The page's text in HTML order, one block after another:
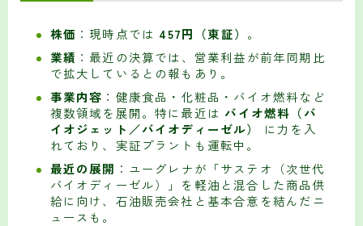
株価 ：現時点では 457円（東証） 。
業績 ：最近の決算では、営業利益が前年同期比
で拡大しているとの報もあり。
事業内容 ：健康食品・化粧品・バイオ燃料など
複数領域を展開。特に最近はバイオ燃料（バ
イオジェット／バイオディーゼル）
に力を入
れており、実証プラントも運転中。
最近の展開 ：ユーグレナが「サステオ（次世代
バイオディーゼル）」を軽油と混合した商品供
給に向け、石油販売会社と基本合意を結んだニ
ュースも。